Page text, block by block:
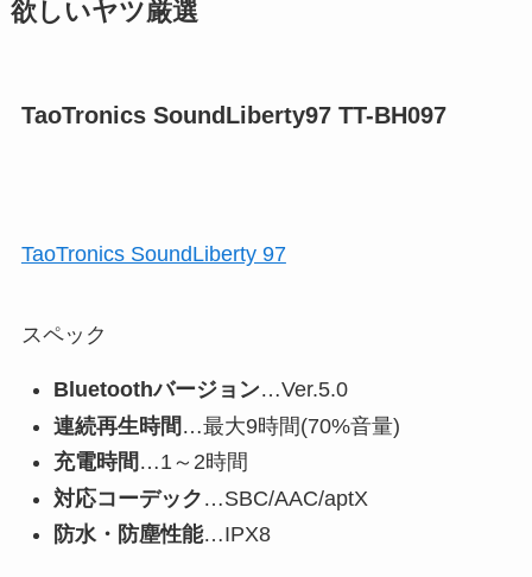
欲しいヤツ厳選
TaoTronics SoundLiberty97 TT-BH097
TaoTronics SoundLiberty 97
スペック
Bluetoothバージョン…Ver.5.0
連続再生時間 …最大9時間(70%音量)
充電時間 …1～2時間
対応コーデック …SBC/AAC/aptX
防水・防塵性能…IPX8